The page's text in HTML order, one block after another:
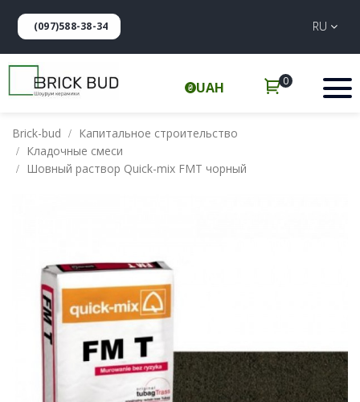
(097)588-38-34 RU
UAH 0
Brick-bud
Капитальное строительство
Кладочные смеси
Шовный раствор Quick-mix FMT чорный